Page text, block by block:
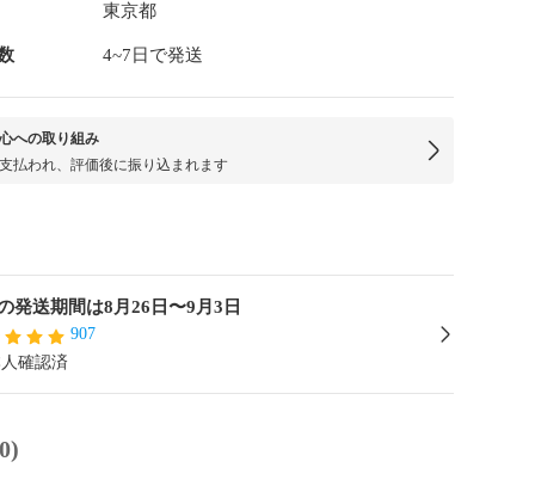
東京都
4~7日で発送
への取り組み
払われ、評価後に振り込まれます
発送期間は8月26日〜9月3日
907
確認済